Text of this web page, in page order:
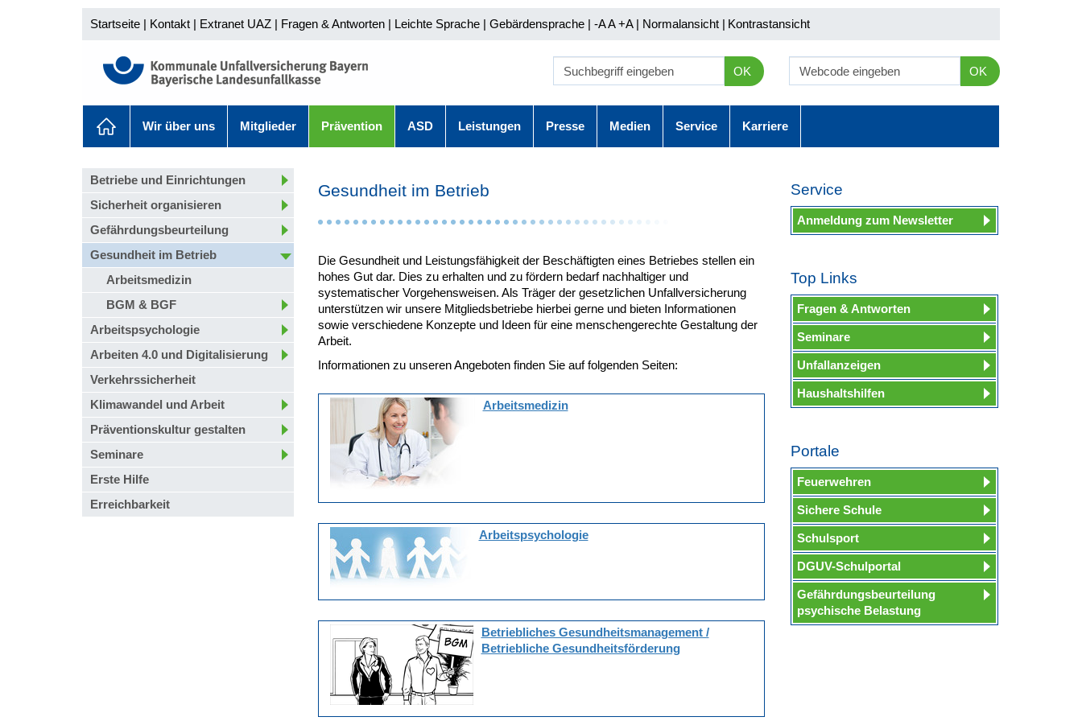
Startseite | Kontakt | Extranet UAZ | Fragen & Antworten | Leichte Sprache | Gebärdensprache | -A A+A | Normalansicht | Kontrastansicht
OK OK
Wir über uns Mitglieder Prävention ASD Leistungen Presse Medien Service Karriere
Betriebe und Einrichtungen
Sicherheit organisieren
Gefährdungsbeurteilung
Gesundheit im Betrieb
Arbeitsmedizin
BGM & BGF
Arbeitspsychologie
Arbeiten 4.0 und Digitalisierung
Verkehrssicherheit
Klimawandel und Arbeit
Präventionskultur gestalten
Seminare
Erste Hilfe
Erreichbarkeit
Gesundheit im Betrieb
Die Gesundheit und Leistungsfähigkeit der Beschäftigten eines Betriebes stellen ein
hohes Gut dar. Dies zu erhalten und zu fördern bedarf nachhaltiger und
systematischer Vorgehensweisen. Als Träger der gesetzlichen Unfallversicherung
unterstützen wir unsere Mitgliedsbetriebe hierbei gerne und bieten Informationen
sowie verschiedene Konzepte und Ideen für eine menschengerechte Gestaltung der
Arbeit.
Informationen zu unseren Angeboten finden Sie auf folgenden Seiten:
Arbeitsmedizin
Arbeitspsychologie
Betriebliches Gesundheitsmanagement /
Betriebliche Gesundheitsförderung
Service
Anmeldung zum Newsletter
Top Links
Fragen & Antworten
Seminare
Unfallanzeigen
Haushaltshilfen
Portale
Feuerwehren
Sichere Schule
Schulsport
DGUV-Schulportal
Gefährdungsbeurteilung
psychische Belastung